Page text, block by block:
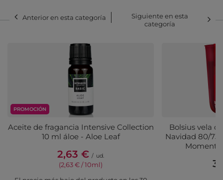
Anterior en esta categoría
Siguiente en esta
categoría
PROMOCIÓN
Aceite de fragancia Intensive Collection
10 ml áloe - Aloe Leaf
2,63 € / ud.
(2,63 € / 10ml)
Bolsius vela
Navidad 80/73
Moments